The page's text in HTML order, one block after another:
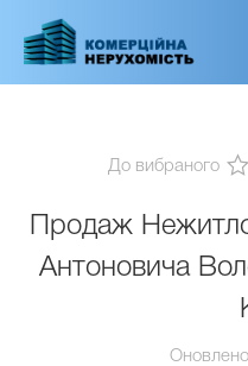
основного
До вибраного
Продаж
Антоновича